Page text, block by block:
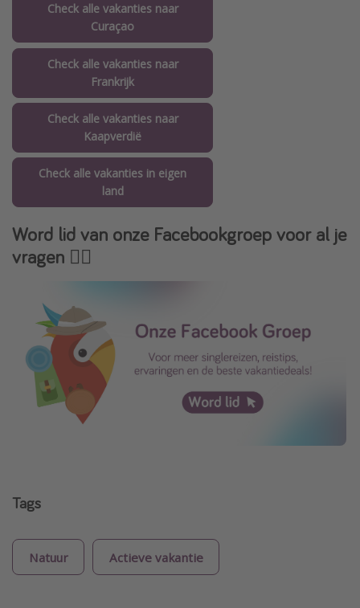
Check alle vakanties naar
Curaçao
Check alle vakanties naar
Frankrijk
Check alle vakanties naar
Kaapverdië
Check alle vakanties in eigen
land
Word lid van onze Facebookgroep voor al je
vragen 👇🏻
Tags
Natuur Actieve vakantie